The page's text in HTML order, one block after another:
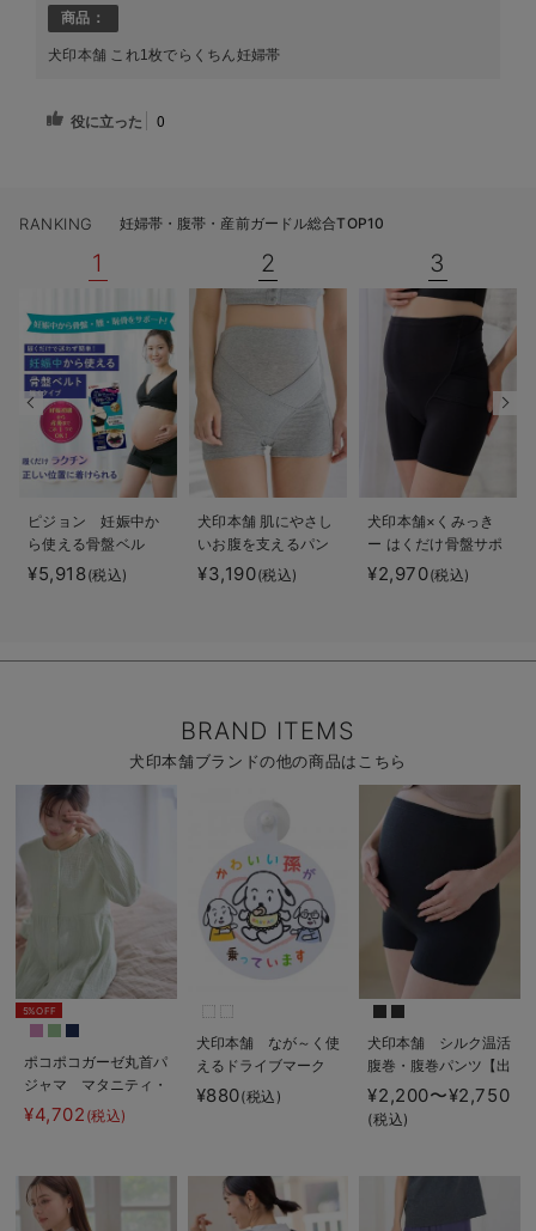
商品：
犬印本舗 これ1枚でらくちん妊婦帯
役に立った 0
RANKING 妊婦帯・腹帯・産前ガードル総合TOP10
1
ピジョン 妊娠中か
ら使える骨盤ベル
ト 履くタイプ
¥5,918(税込)
2
犬印本舗 肌にやさし
いお腹を支えるパン
ツ妊婦帯（オーガニ
ック）
¥3,190(税込)
3
犬印本舗×くみっき
ー はくだけ骨盤サポ
ート妊婦帯
¥2,970(税込)
BRAND ITEMS
犬印本舗ブランドの他の商品はこちら
5%OFF
ポコポコガーゼ丸首パ
ジャマ マタニティ・
授乳パジャマ【産後も
長く着れる】
ルシ）
¥4,702 (税込)
犬印本舗 なが～く使
えるドライブマーク
¥880(税込)
犬印本舗 シルク温活
腹巻・腹巻パンツ【出
産後も長く使える】
¥2,200〜¥2,750
(税込)